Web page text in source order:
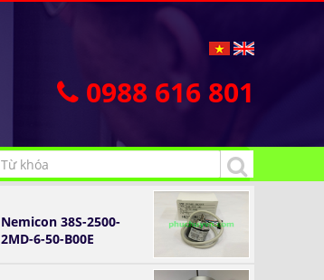
0988 616 801
Nemicon 38S-2500-
2MD-6-50-B00E